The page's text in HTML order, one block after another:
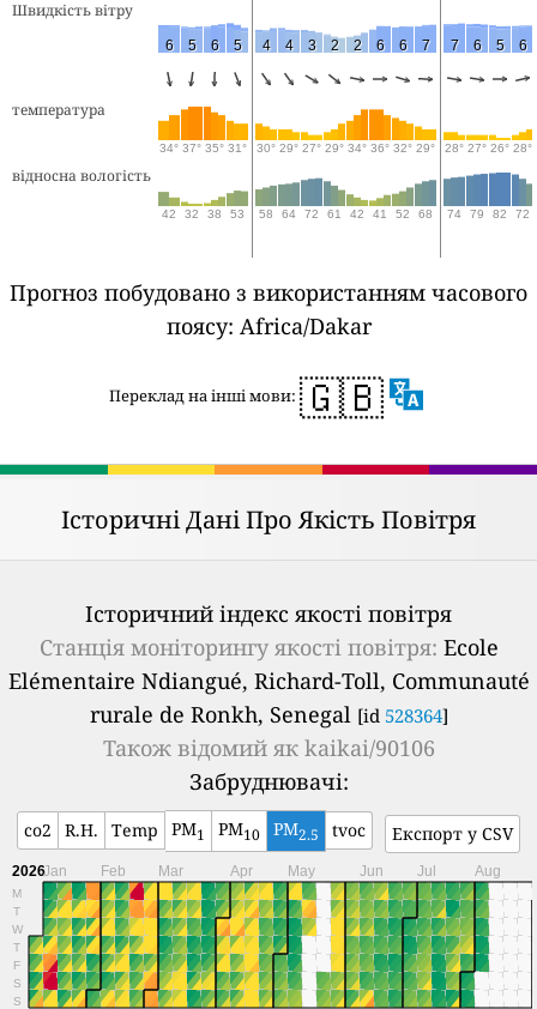
Швидкість вітру
6 5 6 5 4 4 3 2 2 6 6 7 7 6 5 6
температура
34° 37° 35° 31° 30° 29° 27° 29° 34° 36° 32° 29° 28° 27° 26° 28°
відносна вологість
42 32 38 53 58 64 72 61 42 41 52 68 74 79 82 72
Прогноз побудовано з використанням часового
поясу: Africa/Dakar
Переклад на інші мови: 🇬🇧
Історичні Дані Про Якість Повітря
Історичний індекс якості повітря
Станція моніторингу якості повітря: Ecole
Elémentaire Ndiangué, Richard-Toll, Communauté
rurale de Ronkh, Senegal [id 528364]
Також відомий як kaikai/90106
Забруднювачі:
co2 R.H. Temp PM1 PM10 PM2.5 tvoc Експорт у CSV
2026
M
T
W
T
F
S
S
Jan Feb Mar Apr May Jun Jul Aug